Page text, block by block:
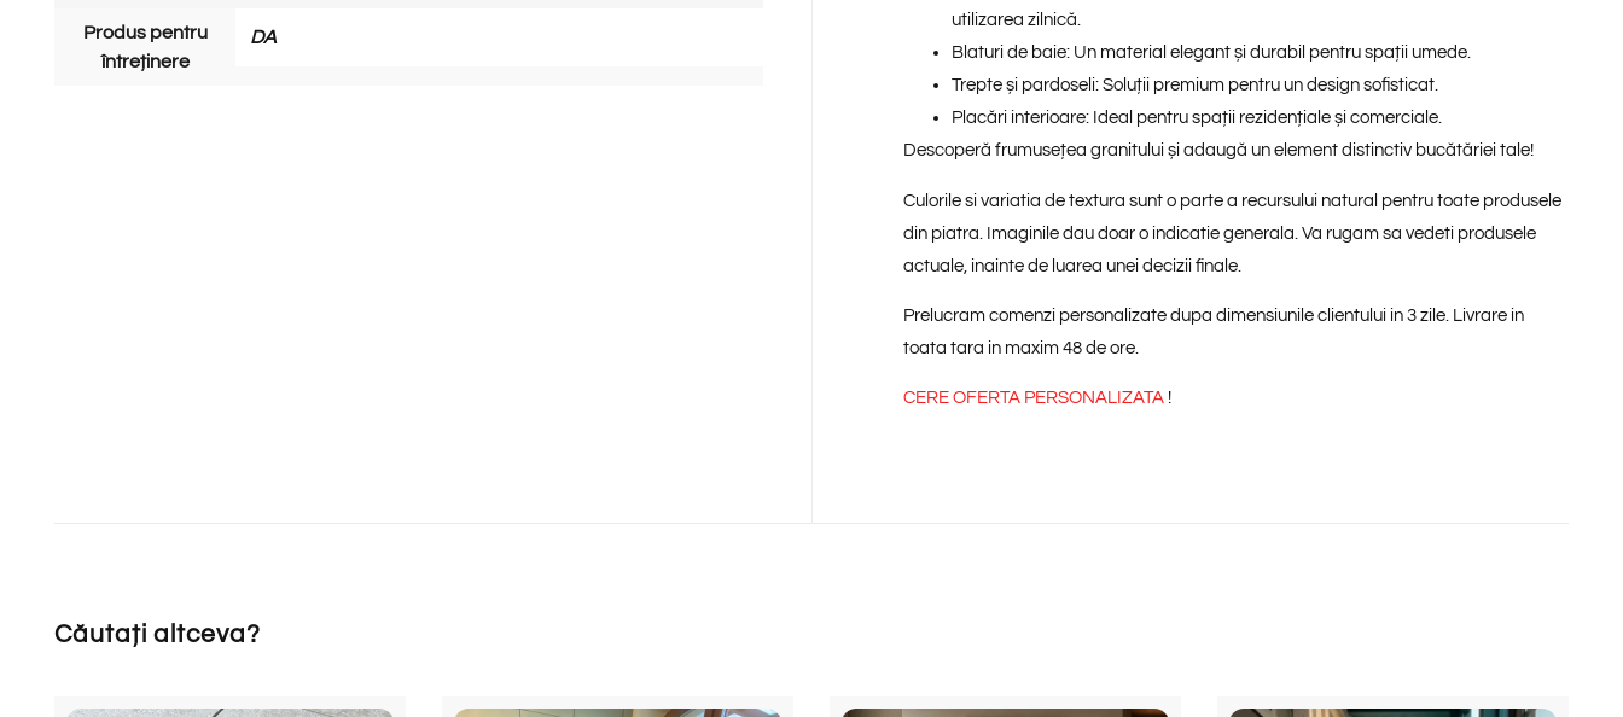
Produs pentru
întreținere
DA
utilizarea zilnică.
Blaturi de baie: Un material elegant și durabil pentru spații umede.
Trepte și pardoseli: Soluții premium pentru un design sofisticat.
Placări interioare: Ideal pentru spații rezidențiale și comerciale.
Descoperă frumusețea granitului și adaugă un element distinctiv bucătăriei tale!
Culorile si variatia de textura sunt o parte a recursului natural pentru toate produsele
din piatra. Imaginile dau doar o indicatie generala. Va rugam sa vedeti produsele
actuale, inainte de luarea unei decizii finale.
Prelucram comenzi personalizate dupa dimensiunile clientului in 3 zile. Livrare in
toata tara in maxim 48 de ore.
CERE OFERTA PERSONALIZATA !
Căutați altceva?